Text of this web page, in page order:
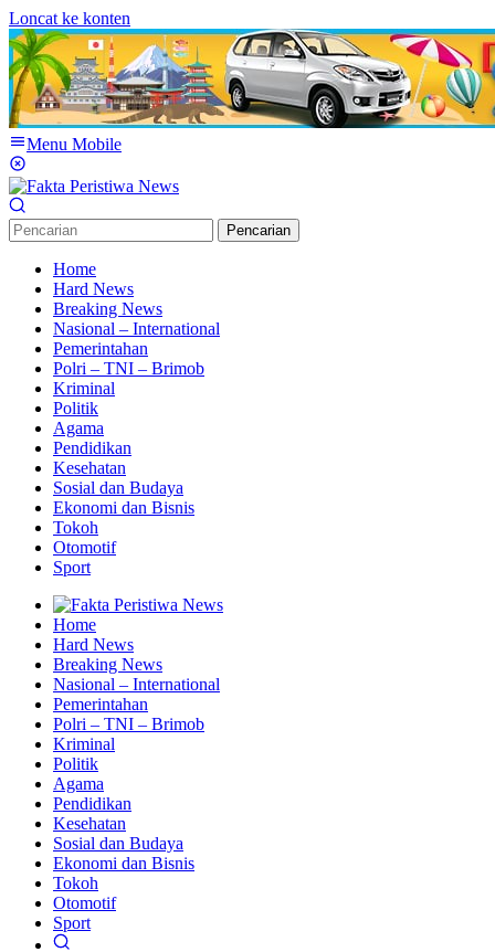
Loncat ke konten
Menu Mobile
Pencarian
Home
Hard News
Breaking News
Nasional – International
Pemerintahan
Polri – TNI – Brimob
Kriminal
Politik
Agama
Pendidikan
Kesehatan
Sosial dan Budaya
Ekonomi dan Bisnis
Tokoh
Otomotif
Sport
Home
Hard News
Breaking News
Nasional – International
Pemerintahan
Polri – TNI – Brimob
Kriminal
Politik
Agama
Pendidikan
Kesehatan
Sosial dan Budaya
Ekonomi dan Bisnis
Tokoh
Otomotif
Sport